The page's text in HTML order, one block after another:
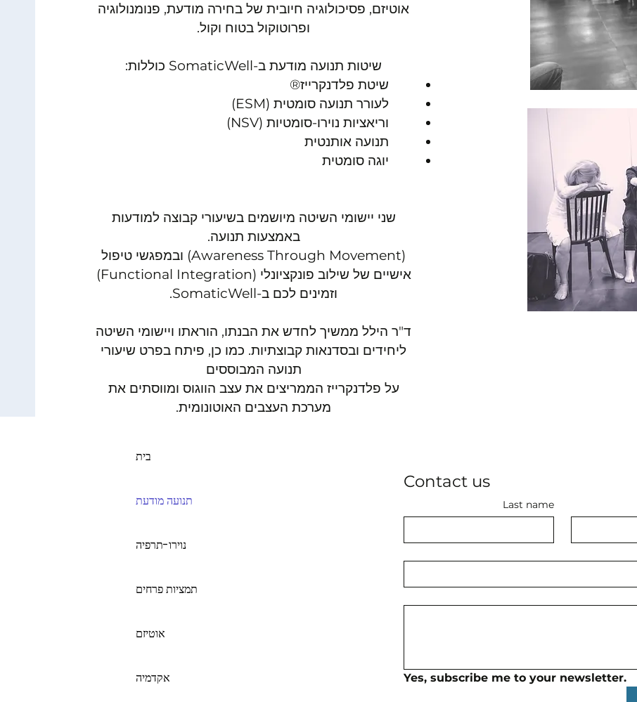
אוטיזם, פסיכולוגיה חיובית של בחירה מודעת, פנומנולוגיה
ופרוטוקול בטוח וקול.
שיטות תנועה מודעת ב-SomaticWell כוללות:
שיטת פלדנקרייז®
לעורר תנועה סומטית (ESM)
וריאציות נוירו-סומטיות (NSV)
תנועה אותנטית
יוגה סומטית
שני יישומי השיטה מיושמים בשיעורי קבוצה למודעות
באמצעות תנועה.
(Awareness Through Movement) ובמפגשי טיפול
אישיים של שילוב פונקציונלי (Functional Integration)
וזמינים לכם ב-SomaticWell.
ד"ר הילל ממשיך לחדש את הבנתו, הוראתו ויישומי השיטה
ליחידים ובסדנאות קבוצתיות. ​כמו כן, פיתח בפרט שיעורי
תנועה המבוססים
על פלדנקרייז הממריצים את עצב הווגוס ומווסתים את
מערכת העצבים האוטונומית.
בית
תנועה מודעת
נוירו-תרפיה
תמציות פרחים
אוטיזם
אקדמיה
Contact us
Last name
Yes, subscribe me to your newsletter.